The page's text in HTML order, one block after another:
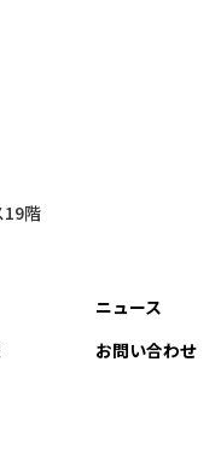
19階
ニュース
お問い合わせ